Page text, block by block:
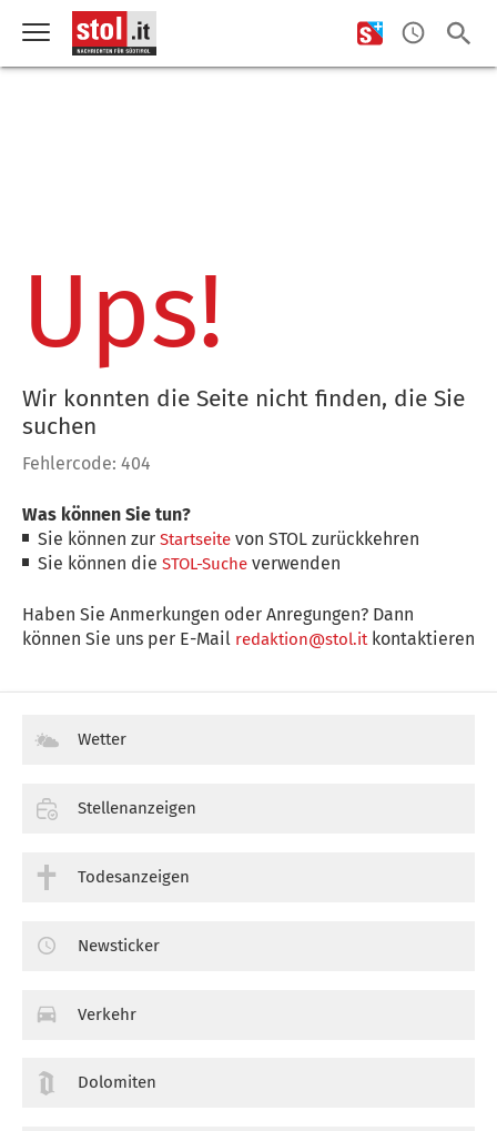
Ups!
Wir konnten die Seite nicht finden, die Sie
suchen
Fehlercode: 404
Was können Sie tun?
Sie können zurStartseite von STOL zurückkehren
Sie können dieSTOL-Suche verwenden
Haben Sie Anmerkungen oder Anregungen? Dann
können Sie uns per E-Mail redaktion@stol.itkontaktieren
Wetter
Stellenanzeigen
Todesanzeigen
Newsticker
Verkehr
Dolomiten